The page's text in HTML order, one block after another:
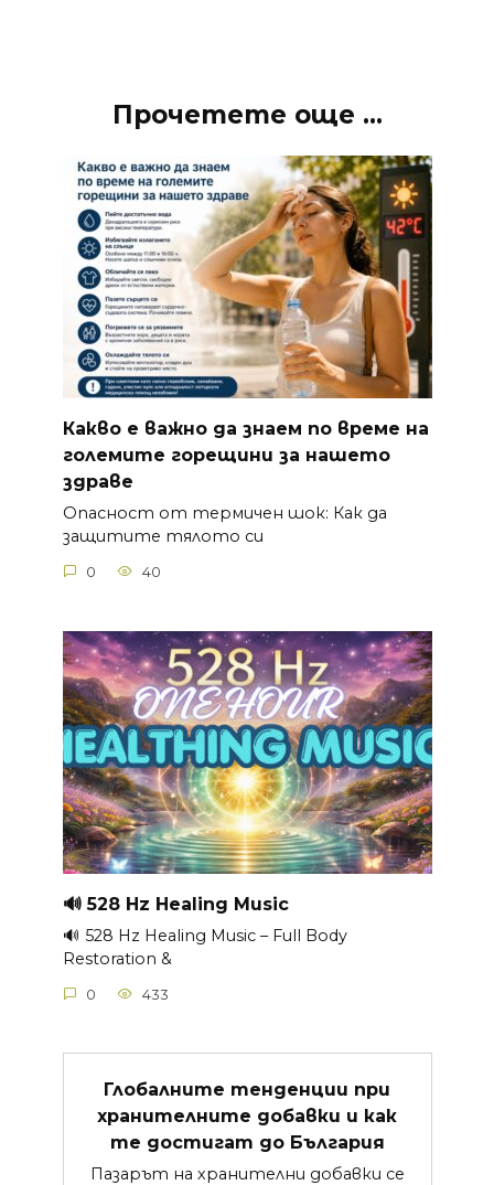
Прочетете още ...
Какво е важно да знаем по време на
големите горещини за нашето
здраве
Опасност от термичен шок: Как да
защитите тялото си
0 40
🔊 528 Hz Healing Music
🔊 528 Hz Healing Music – Full Body
Restoration &
0 433
Глобалните тенденции при
хранителните добавки и как
те достигат до България
Пазарът на хранителни добавки се